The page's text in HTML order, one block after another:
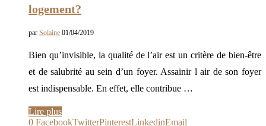
logement?
par Solaine 01/04/2019
Bien qu’invisible, la qualité de l’air est un critère de bien-être
et de salubrité au sein d’un foyer. Assainir l air de son foyer
est indispensable. En effet, elle contribue …
Lire plus
0 FacebookTwitterPinterestLinkedinEmail